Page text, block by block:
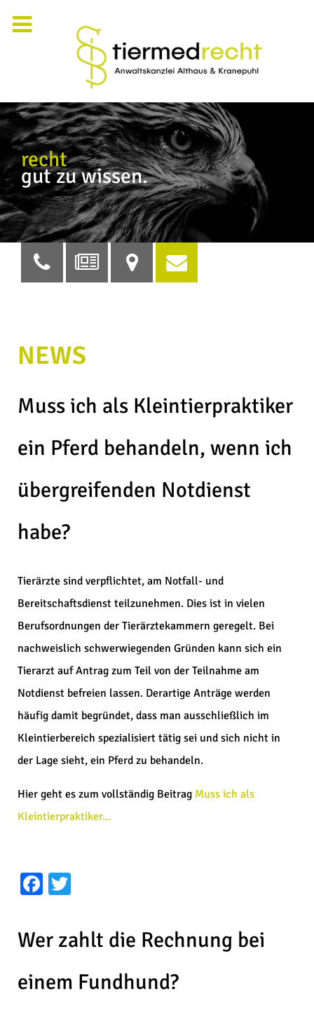
recht
gut zu wissen.
NEWS
Muss ich als Kleintierpraktiker
ein Pferd behandeln, wenn ich
übergreifenden Notdienst
habe?
Tierärzte sind verpflichtet, am Notfall- und
Bereitschaftsdienst teilzunehmen. Dies ist in vielen
Berufsordnungen der Tierärztekammern geregelt. Bei
nachweislich schwerwiegenden Gründen kann sich ein
Tierarzt auf Antrag zum Teil von der Teilnahme am
Notdienst befreien lassen. Derartige Anträge werden
häufig damit begründet, dass man ausschließlich im
Kleintierbereich spezialisiert tätig sei und sich nicht in
der Lage sieht, ein Pferd zu behandeln.
Hier geht es zum vollständig Beitrag Muss ich als
Kleintierpraktiker…
Facebook
Wer zahlt die Rechnung bei
einem Fundhund?